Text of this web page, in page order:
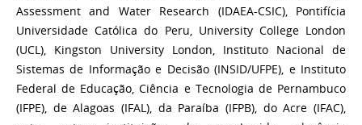
Assessment and Water Research (IDAEA-CSIC), Pontifícia
Universidade Católica do Peru, University College London
(UCL), Kingston University London, Instituto Nacional de
Sistemas de Informação e Decisão (INSID/UFPE), e Instituto
Federal de Educação, Ciência e Tecnologia de Pernambuco
(IFPE), de Alagoas (IFAL), da Paraíba (IFPB), do Acre (IFAC),